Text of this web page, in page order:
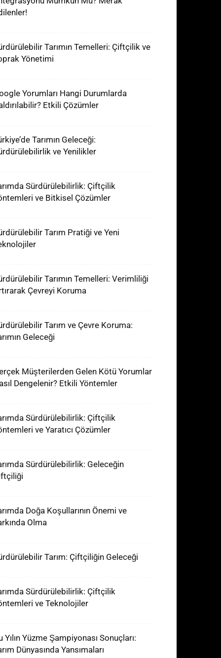
Tarımın Temelleri: Çiftçilik ve
Yönetimi
Yorumları Hangi Durumlarda
Etkili Çözümler
Tarımın Geleceği:
ve Yenilikler
Sürdürülebilirlik: Çiftçilik
ve Bitkisel Çözümler
Tarım Pratiği ve Yeni
Tarımın Temelleri: Verimliliği
Çevreyi Koruma
Tarım ve Çevre Koruma:
Geleceği
Müşterilerden Gelen Kötü Yorumlar
Dengelenir? Etkili Yöntemler
Sürdürülebilirlik: Çiftçilik
ve Yaratıcı Çözümler
Sürdürülebilirlik: Geleceğin
Doğa Koşullarının Önemi ve
Olma
Tarım: Çiftçiliğin Geleceği
Sürdürülebilirlik: Çiftçilik
ve Teknolojiler
Yılın Yüzme Şampiyonası Sonuçları:
Dünyasında Yansımaları